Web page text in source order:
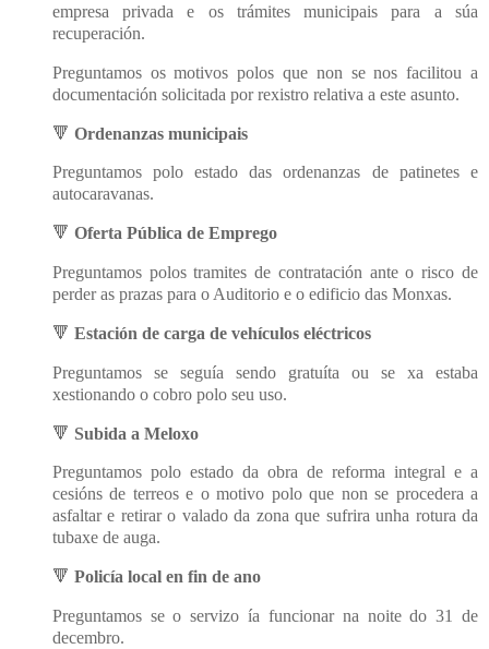
empresa privada e os trámites municipais para a súa
recuperación.
Preguntamos os motivos polos que non se nos facilitou a
documentación solicitada por rexistro relativa a este asunto.
🔻 Ordenanzas municipais
Preguntamos polo estado das ordenanzas de patinetes e
autocaravanas.
🔻 Oferta Pública de Emprego
Preguntamos polos tramites de contratación ante o risco de
perder as prazas para o Auditorio e o edificio das Monxas.
🔻 Estación de carga de vehículos eléctricos
Preguntamos se seguía sendo gratuíta ou se xa estaba
xestionando o cobro polo seu uso.
🔻 Subida a Meloxo
Preguntamos polo estado da obra de reforma integral e a
cesións de terreos e o motivo polo que non se procedera a
asfaltar e retirar o valado da zona que sufrira unha rotura da
tubaxe de auga.
🔻 Policía local en fin de ano
Preguntamos se o servizo ía funcionar na noite do 31 de
decembro.